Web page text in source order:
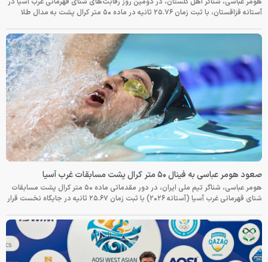
آستانه قزاقستان، با ثبت زمان ۲۵.۷۶ ثانیه در ماده ۵۰ متر کرال پشت به مدال طلا
صعود هومر عباسی به فینال ۵۰ متر کرال پشت مسابقات غرب آسیا
هومر عباسی، شناگر تیم ملی ایران، در دور مقدماتی ماده ۵۰ متر کرال پشت مسابقات
شنای قهرمانی غرب آسیا (آستانه ۲۰۲۶) با ثبت زمان ۲۵.۶۷ ثانیه در جایگاه نخست قرار